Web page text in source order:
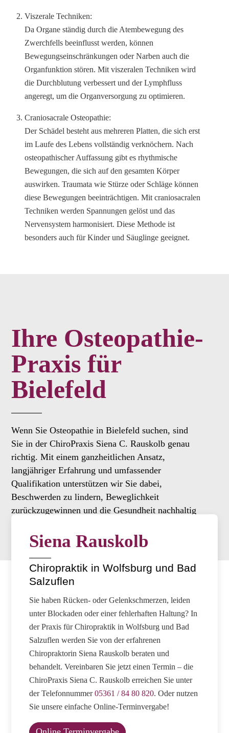
Viszerale Techniken:
Da Organe ständig durch die Atembewegung des
Zwerchfells beeinflusst werden, können
Bewegungseinschränkungen oder Narben auch die
Organfunktion stören. Mit viszeralen Techniken wird
die Durchblutung verbessert und der Lymphfluss
angeregt, um die Organversorgung zu optimieren.
Craniosacrale Osteopathie:
Der Schädel besteht aus mehreren Platten, die sich erst
im Laufe des Lebens vollständig verknöchern. Nach
osteopathischer Auffassung gibt es rhythmische
Bewegungen, die sich auf den gesamten Körper
auswirken. Traumata wie Stürze oder Schläge können
diese Bewegungen beeinträchtigen. Mit craniosacralen
Techniken werden Spannungen gelöst und das
Nervensystem harmonisiert. Diese Methode ist
besonders auch für Kinder und Säuglinge geeignet.
Ihre Osteopathie-
Praxis für
Bielefeld
Wenn Sie Osteopathie in Bielefeld suchen, sind
Sie in der ChiroPraxis Siena C. Rauskolb genau
richtig. Mit einem ganzheitlichen Ansatz,
langjähriger Erfahrung und umfassender
Qualifikation unterstützen wir Sie dabei,
Beschwerden zu lindern, Beweglichkeit
zurückzugewinnen und die Gesundheit nachhaltig
Siena Rauskolb
Chiropraktik in Wolfsburg und Bad
Salzuflen
Sie haben Rücken- oder Gelenkschmerzen, leiden
unter Blockaden oder einer fehlerhaften Haltung? In
der Praxis für Chiropraktik in Wolfsburg und Bad
Salzuflen werden Sie von der erfahrenen
Chiropraktorin Siena Rauskolb beraten und
behandelt. Vereinbaren Sie jetzt einen Termin – die
ChiroPraxis Siena C. Rauskolb erreichen Sie unter
der Telefonnummer05361 / 84 80 820. Oder nutzen
Sie unsere einfache Online-Terminvergabe!